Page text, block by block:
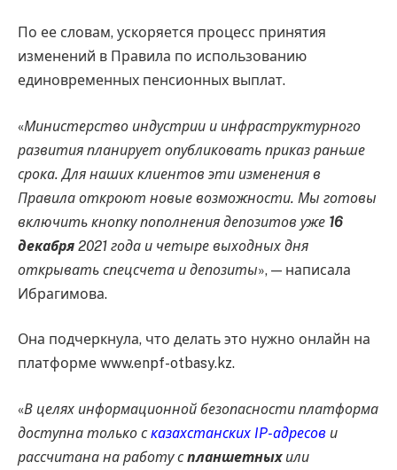
По ее словам, ускоряется процесс принятия
изменений в Правила по использованию
единовременных пенсионных выплат.
«Министерство индустрии и инфраструктурного
развития планирует опубликовать приказ раньше
срока. Для наших клиентов эти изменения в
Правила откроют новые возможности. Мы готовы
включить кнопку пополнения депозитов уже 16
декабря 2021 года и четыре выходных дня
открывать спецсчета и депозиты», — написала
Ибрагимова.
Она подчеркнула, что делать это нужно онлайн на
платформе www.enpf-otbasy.kz.
«В целях информационной безопасности платформа
доступна только сказахстанских IP-адресов и
рассчитана на работу спланшетныхили